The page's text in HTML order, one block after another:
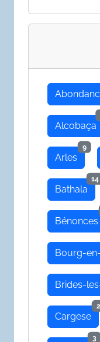
Alcobaça
Arles
9
Bathala
14
Bénonces
Bourg-
Brides-
Cargese
2
3